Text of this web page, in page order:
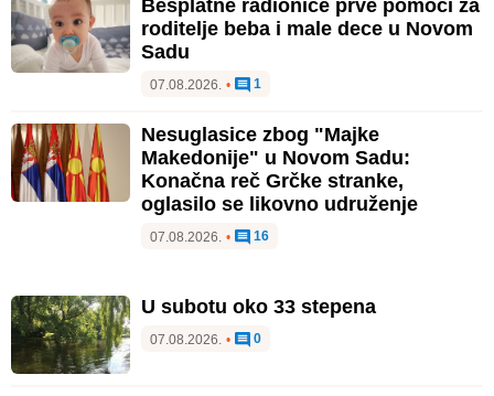
Besplatne radionice prve pomoći za
roditelje beba i male dece u Novom
Sadu
07.08.2026. • 1
Nesuglasice zbog "Majke
Makedonije" u Novom Sadu:
Konačna reč Grčke stranke,
oglasilo se likovno udruženje
07.08.2026. • 16
U subotu oko 33 stepena
07.08.2026. • 0